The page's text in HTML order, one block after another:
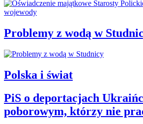
Problemy z wodą w
Polska i świat
PiS o deportacjach
poborowym, którzy nie